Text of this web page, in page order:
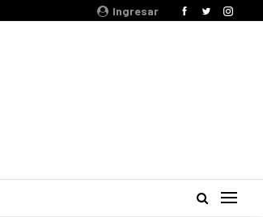
Ingresar